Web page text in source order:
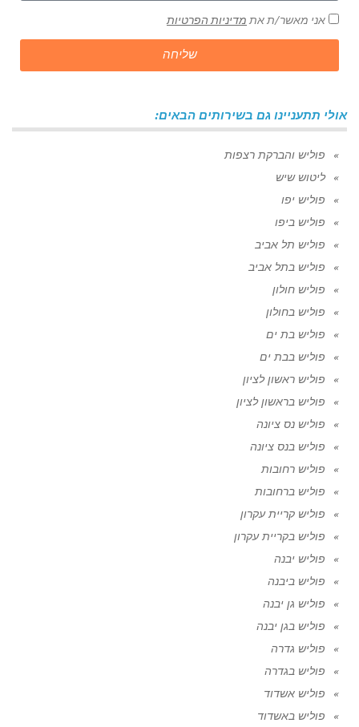
אני מאשר/ת את מדיניות הפרטיות
שליחה
אולי תתעניינו גם בשירותים הבאים:
פוליש והברקת רצפות
ליטוש שיש
פוליש יפו
פוליש ביפו
פוליש תל אביב
פוליש בתל אביב
פוליש חולון
פוליש בחולון
פוליש בת ים
פוליש בבת ים
פוליש ראשון לציון
פוליש בראשון לציון
פוליש נס ציונה
פוליש בנס ציונה
פוליש רחובות
פוליש ברחובות
פוליש קריית עקרון
פוליש בקריית עקרון
פוליש יבנה
פוליש ביבנה
פוליש גן יבנה
פוליש בגן יבנה
פוליש גדרה
פוליש בגדרה
פוליש אשדוד
פוליש באשדוד